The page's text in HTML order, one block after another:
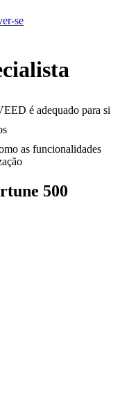
se
é adequado para si
as funcionalidades
500